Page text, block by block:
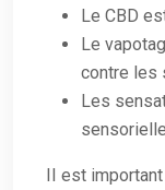
Le CBD
Le
contre les
Les
Il est